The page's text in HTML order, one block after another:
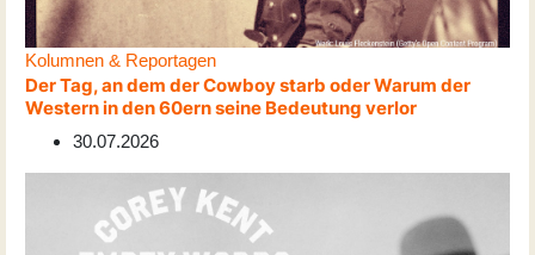
Kolumnen & Reportagen
Der Tag, an dem der Cowboy starb oder Warum der
Western in den 60ern seine Bedeutung verlor
30.07.2026